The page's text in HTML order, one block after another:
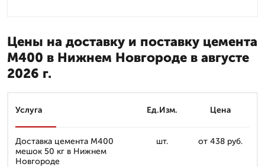
Цены на доставку и поставку цемента
М400 в Нижнем Новгороде в августе
2026 г.
Услуга Ед.Изм. Цена
Доставка цемента М400
мешок 50 кг в Нижнем
Новгороде
шт. от 438 руб.